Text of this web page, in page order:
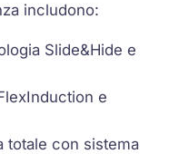
includono:
Slide&Hide e
e
totale con sistema